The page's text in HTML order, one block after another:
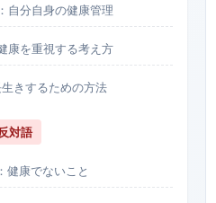
：自分自身の健康管理
康を重視する考え方
きするための方法
対語
：健康でないこと